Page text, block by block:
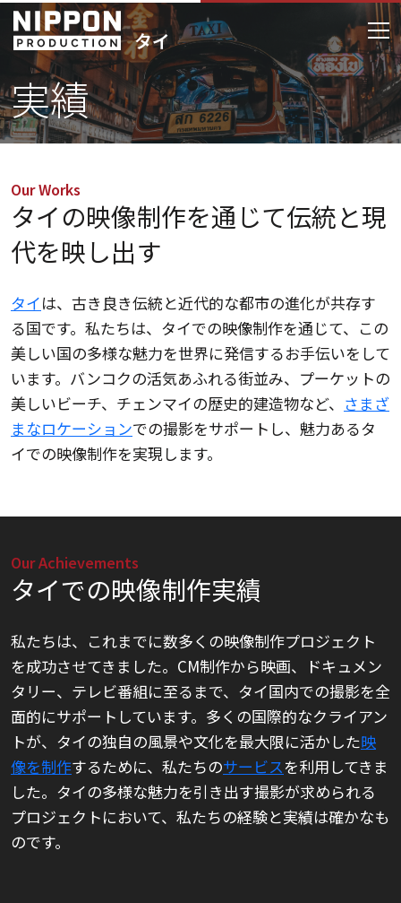
実績
Our Works
タイの映像制作を通じて伝統と現
代を映し出す
タイは、古き良き伝統と近代的な都市の進化が共存す
る国です。私たちは、タイでの映像制作を通じて、この
美しい国の多様な魅力を世界に発信するお手伝いをして
います。バンコクの活気あふれる街並み、プーケットの
美しいビーチ、チェンマイの歴史的建造物など、 さまざ
まなロケーションでの撮影をサポートし、魅力あるタ
イでの映像制作を実現します。
Our Achievements
タイでの映像制作実績
私たちは、これまでに数多くの映像制作プロジェクト
を成功させてきました。CM制作から映画、ドキュメン
タリー、テレビ番組に至るまで、タイ国内での撮影を全
面的にサポートしています。多くの国際的なクライアン
トが、タイの独自の風景や文化を最大限に活かした映
像を制作するために、私たちのサービスを利用してきま
した。タイの多様な魅力を引き出す撮影が求められる
プロジェクトにおいて、私たちの経験と実績は確かなも
のです。